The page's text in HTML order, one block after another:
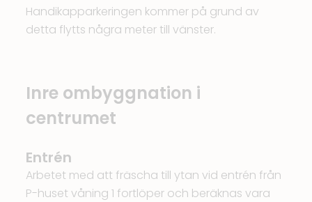
Handikapparkeringen kommer på grund av
detta flytts några meter till vänster.
Inre ombyggnation i
centrumet
Entrén
Arbetet med att fräscha till ytan vid entrén från
P-huset våning 1 fortlöper och beräknas vara